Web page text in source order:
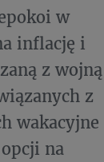
w
inflację i
z wojną
z
wakacyjne
na